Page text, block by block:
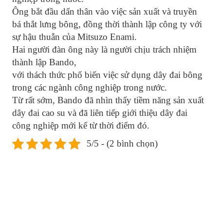
Ông bắt đầu dấn thân vào việc sản xuất và truyền
bá thắt lưng bông, đồng thời thành lập công ty với
sự hậu thuẫn của Mitsuzo Enami.
Hai người đàn ông này là người chịu trách nhiệm
thành lập Bando,
với thách thức phổ biến việc sử dụng dây đai bông
trong các ngành công nghiệp trong nước.
Từ rất sớm, Bando đã nhìn thấy tiềm năng sản xuất
dây đai cao su và đã liên tiếp giới thiệu dây đai
công nghiệp mới kể từ thời điểm đó.
5/5 - (2 bình chọn)